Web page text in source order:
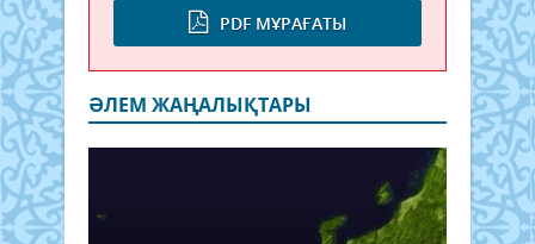
PDF МҰРАҒАТЫ
ӘЛЕМ ЖАҢАЛЫҚТАРЫ